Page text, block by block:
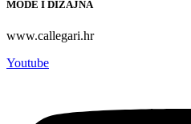
MODE I DIZAJNA
www.callegari.hr
Youtube